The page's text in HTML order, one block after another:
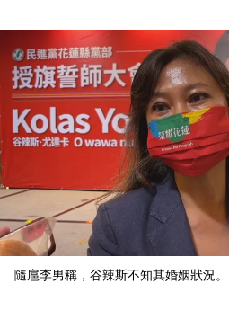
隨扈李男稱，谷辣斯不知其婚姻狀況。